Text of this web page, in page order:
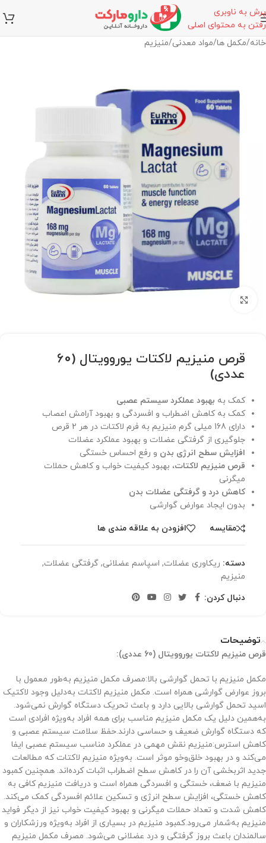
پرش به ناوبری
رفتن به محتوای اصلی
خانه/مکمل ها/مواد معدنی/منیزیم
قرص منیزیم لاکتات یوروویتال (60
عددی)
کمک به بهبود عملکرد سیستم عصبی
کمک به کاهش اضطراب و افسردگی و بهبود آرامش اعصاب
دارای 168 میلی گرم منیزیم به فرم لاکتات در هر 2 قرص
جلوگیری از گرفتگی عضلات و بهبود عملکرد عضلات
افزایش سطح انرژی بدن و رفع احساس خستگی
قرص منیزیم لاکتات، بهبود کیفیت خواب و کاهش حملات
میگرنی
کاهش درد و گرفتگی عضلات بدن
بدون ایجاد عوارض گوارشی
مقایسه افزودن به علاقه مندی ها
دسته: ریکاوری عضلات, اسپاسم عضلانی, گرفتگی عضلات,
منیزیم
دنبال کردن:
توضیحات
قرص منیزیم لاکتات یوروویتال (60 عددی):
مکمل منیزیم با تحمل گوارشی بالا:مصرف مکمل منیزیم به‌طور معمول با
بروز عوارض گوارشی همراه است. مکمل منیزیم لاکتات به‌دلیل وجود لاکتیک
اسید تحمل گوارشی بالایی دارد و باعث تحریک دستگاه گوارش نمی‌شود.
به‌همین دلیل یک مکمل منیزیم مناسب برای همه افراد به‌ویژه افرادی است
که دستگاه گوارش ضعیف و حساسی دارند.حفظ سلامت سیستم عصبی و
کاهش استرس:منیزیم نقش مهمی در عملکرد مناسب سیستم عصبی ایفا
می‌کند و در بهبود خلق‌وخو موثر است. به‌ویژه منیزیم لاکتات که مطالعات
جدید اثربخشی آن را در کاهش سطح اضطراب اثبات کرده‌اند. همچنین کمبود
منیزیم با ضعف، خستگی و افسردگی همراه است و دریافت منیزیم کافی به
کاهش خستگی، افزایش سطح انرژی و تسکین علائم افسردگی کمک می‌کند.
کاهش شدت و تعداد حملات میگرنی و بهبود کیفیت خواب نیز از دیگر فواید
منیزیم به‌شمار می‌رود.کمبود منیزیم در بسیاری از افراد به‌ویژه ورزشکاران و
سالمندان باعث بروز گرفتگی و درد عضلانی می‌شود. مصرف مکمل منیزیم